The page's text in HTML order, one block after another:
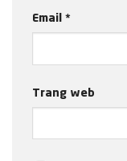
Email *
Trang web